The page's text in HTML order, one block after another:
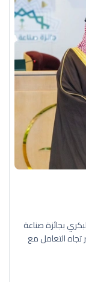
بجائزة صناعة
تجاه التعامل مع